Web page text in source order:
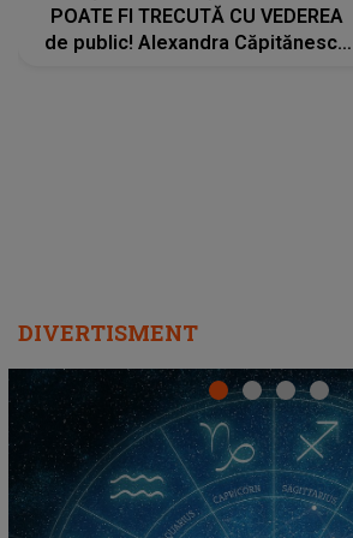
POATE FI TRECUTĂ CU VEDEREA
de public! Alexandra Căpitănescu
DIVERTISMENT